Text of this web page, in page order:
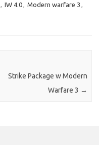
IW 4.0 Modern warfare 3
Strike Package w Modern
Warfare 3 →